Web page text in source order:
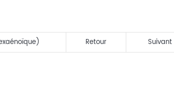
Suivant
Retour